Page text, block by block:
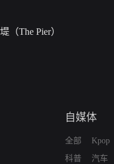
堤（The Pier）
自媒体
全部
科普
Kpop
汽车